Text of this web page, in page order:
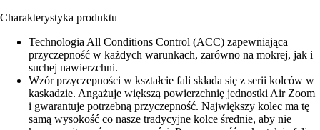
Charakterystyka produktu
Technologia All Conditions Control (ACC) zapewniająca
przyczepność w każdych warunkach, zarówno na mokrej, jak i
suchej nawierzchni.
Wzór przyczepności w kształcie fali składa się z serii kolców w
kaskadzie. Angażuje większą powierzchnię jednostki Air Zoom
i gwarantuje potrzebną przyczepność. Największy kolec ma tę
samą wysokość co nasze tradycyjne kolce średnie, aby nie